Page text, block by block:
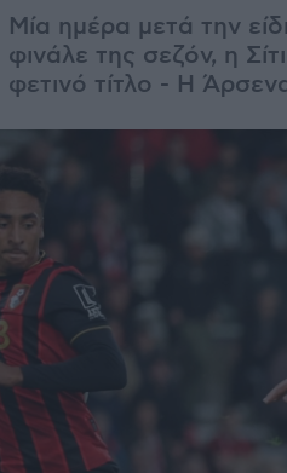
Μία ημέρα μετά την
φινάλε της σεζόν, η
φετινό τίτλο - Η